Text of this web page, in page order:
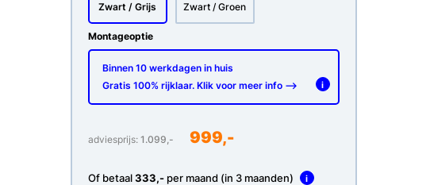
Zwart / Grijs Zwart / Groen
Montageoptie
Binnen 10 werkdagen in huis
Gratis 100% rijklaar. Klik voor meer info -->
i
adviesprijs: 1.099,- 999,-
Of betaal333,-per maand (in 3 maanden) i